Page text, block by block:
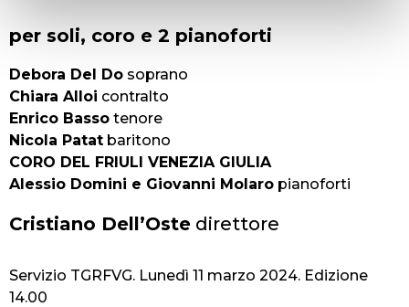
per soli, coro e 2 pianoforti
Debora Del Do soprano
Chiara Alloi contralto
Enrico Basso tenore
Nicola Patat baritono
CORO DEL FRIULI VENEZIA GIULIA
Alessio Domini e Giovanni Molaro pianoforti
Cristiano Dell’Oste direttore
Servizio TGRFVG. Lunedì 11 marzo 2024. Edizione
14.00